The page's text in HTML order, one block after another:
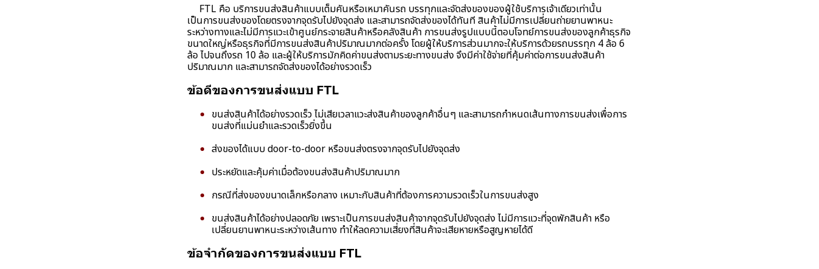
FTL คือ บริการขนส่งสินค้าแบบเต็มคันหรือเหมาคันรถ บรรทุกและจัดส่งของของผู้ใช้บริการเจ้าเดียวเท่านั้น
เป็นการขนส่งของโดยตรงจากจุดรับไปยังจุดส่ง และสามารถจัดส่งของได้ทันที สินค้าไม่มีการเปลี่ยนถ่ายยานพาหนะ
ระหว่างทางและไม่มีการแวะเข้าศูนย์กระจายสินค้าหรือคลังสินค้า การขนส่งรูปแบบนี้ตอบโจทย์การขนส่งของลูกค้าธุรกิจ
ขนาดใหญ่หรือธุรกิจที่มีการขนส่งสินค้าปริมาณมากต่อครั้ง โดยผู้ให้บริการส่วนมากจะให้บริการด้วยรถบรรทุก 4 ล้อ 6
ล้อ ไปจนถึงรถ 10 ล้อ และผู้ให้บริการมักคิดค่าขนส่งตามระยะทางขนส่ง จึงมีค่าใช้จ่ายที่คุ้มค่าต่อการขนส่งสินค้า
ปริมาณมาก และสามารถจัดส่งของได้อย่างรวดเร็ว
ข้อดีของการขนส่งแบบ FTL
ขนส่งสินค้าได้อย่างรวดเร็ว ไม่เสียเวลาแวะส่งสินค้าของลูกค้าอื่นๆ และสามารถกำหนดเส้นทางการขนส่งเพื่อการ
ขนส่งที่แม่นยำและรวดเร็วยิ่งขึ้น
ส่งของได้แบบ door-to-door หรือขนส่งตรงจากจุดรับไปยังจุดส่ง
ประหยัดและคุ้มค่าเมื่อต้องขนส่งสินค้าปริมาณมาก
กรณีที่ส่งของขนาดเล็กหรือกลาง เหมาะกับสินค้าที่ต้องการความรวดเร็วในการขนส่งสูง
ขนส่งสินค้าได้อย่างปลอดภัย เพราะเป็นการขนส่งสินค้าจากจุดรับไปยังจุดส่ง ไม่มีการแวะที่จุดพักสินค้า หรือ
เปลี่ยนยานพาหนะระหว่างเส้นทาง ทำให้ลดความเสี่ยงที่สินค้าจะเสียหายหรือสูญหายได้ดี
ข้อจำกัดของการขนส่งแบบ FTL